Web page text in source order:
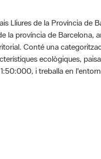
Lliures de la Província de
la província de
Conté una
ecològiques,
i treballa en
de 5.